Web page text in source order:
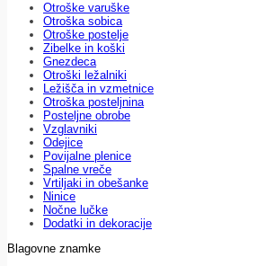
Otroške varuške
Otroška sobica
Otroške postelje
Zibelke in koški
Gnezdeca
Otroški ležalniki
Ležišča in vzmetnice
Otroška posteljnina
Posteljne obrobe
Vzglavniki
Odejice
Povijalne plenice
Spalne vreče
Vrtiljaki in obešanke
Ninice
Nočne lučke
Dodatki in dekoracije
Blagovne znamke